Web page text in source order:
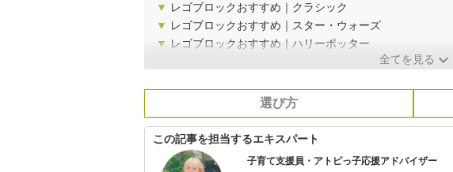
▼ レゴブロックおすすめ｜クラシック
▼ レゴブロックおすすめ｜スター・ウォーズ
▼ レゴブロックおすすめ｜ハリーポッター
全てを見る
選び方
この記事を担当するエキスパート
子育て支援員・アトピっ子応援アドバイザー